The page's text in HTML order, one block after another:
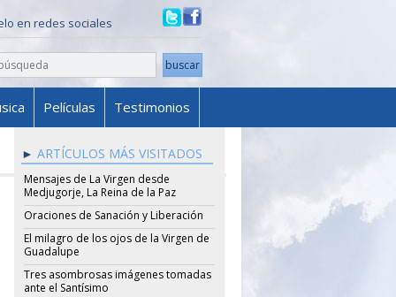
en redes sociales
Películas Testimonios
ARTÍCULOS MÁS VISITADOS
Mensajes de La Virgen desde
Medjugorje, La Reina de la Paz
Oraciones de Sanación y Liberación
El milagro de los ojos de la Virgen de
Guadalupe
Tres asombrosas imágenes tomadas
ante el Santísimo